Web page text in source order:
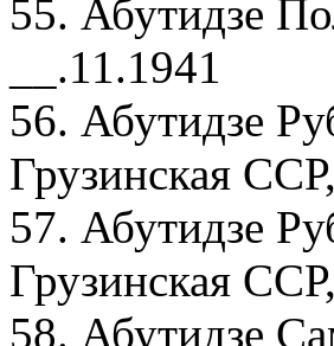
55. Абутидзе
__.11.1941
56. Абутидзе
Грузинская
57. Абутидзе
Грузинская
58. Абутидзе